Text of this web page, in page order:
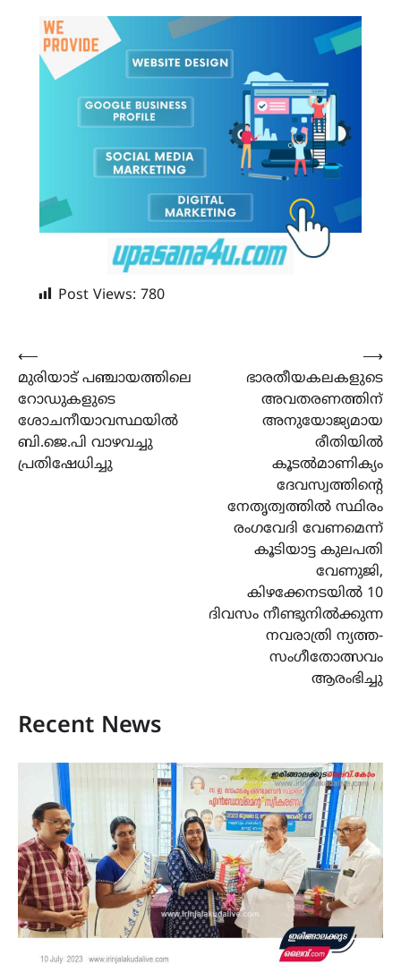
Post Views: 780
Post
navigation
⟵
മുരിയാട് പഞ്ചായത്തിലെ
റോഡുകളുടെ
ശോചനീയാവസ്ഥയിൽ
ബി.ജെ.പി വാഴവച്ചു
പ്രതിഷേധിച്ചു
ഭാരതീയകലകളുടെ
അവതരണത്തിന്
അനുയോജ്യമായ
രീതിയില്‍
കൂടൽമാണിക്യം
ദേവസ്വത്തിന്‍റെ
നേതൃത്വത്തില്‍ സ്ഥിരം
രംഗവേദി വേണമെന്ന്
കൂടിയാട്ട കുലപതി
വേണുജി,
കിഴക്കേനടയിൽ 10
ദിവസം നീണ്ടുനിൽക്കുന്ന
നവരാത്രി ന്യത്ത-
സംഗീതോത്സവം
ആരംഭിച്ചു
⟶
Recent News